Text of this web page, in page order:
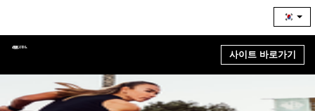
사이트 바로가기